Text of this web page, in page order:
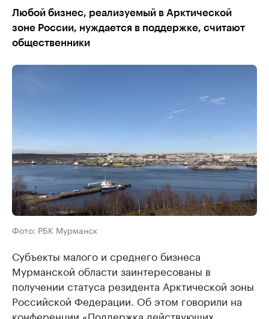
Любой бизнес, реализуемый в Арктической
зоне России, нуждается в поддержке, считают
общественники
Фото: РБК Мурманск
Субъекты малого и среднего бизнеса
Мурманской области заинтересованы в
получении статуса резидента Арктической зоны
Российской Федерации. Об этом говорили на
конференции «Поддержка действующих